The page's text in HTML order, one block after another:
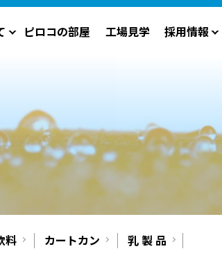
ピロコの部屋 工場見学 採用情報
料 カートカン 乳 製 品